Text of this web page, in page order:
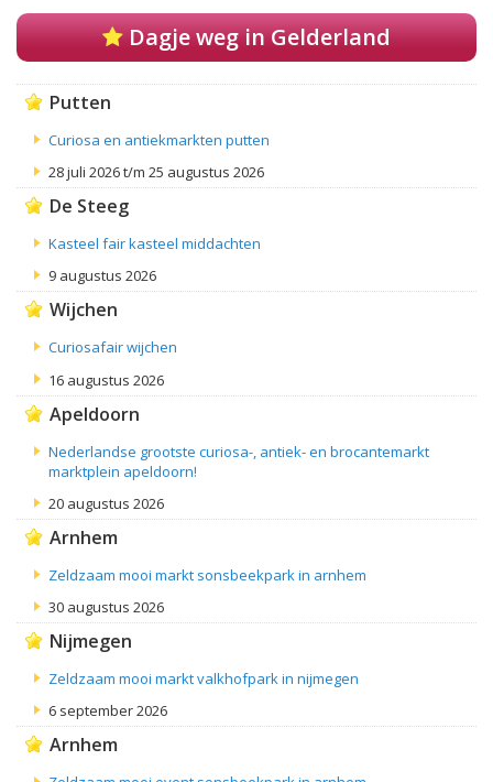
Dagje weg in Gelderland
Putten
Curiosa en antiekmarkten putten
28 juli 2026 t/m 25 augustus 2026
De Steeg
Kasteel fair kasteel middachten
9 augustus 2026
Wijchen
Curiosafair wijchen
16 augustus 2026
Apeldoorn
Nederlandse grootste curiosa-, antiek- en brocantemarkt
marktplein apeldoorn!
20 augustus 2026
Arnhem
Zeldzaam mooi markt sonsbeekpark in arnhem
30 augustus 2026
Nijmegen
Zeldzaam mooi markt valkhofpark in nijmegen
6 september 2026
Arnhem